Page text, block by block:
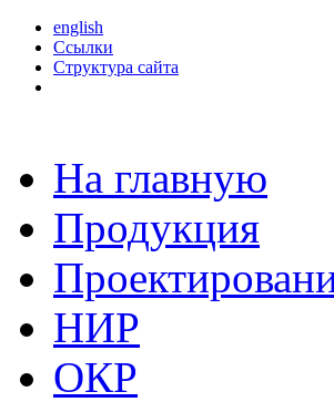
english
Ссылки
Структура сайта
На главную
Продукция
НИР
ОКР